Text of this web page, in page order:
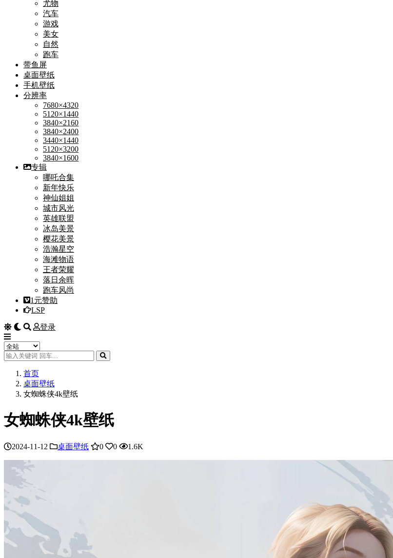
尤物
汽车
游戏
美女
自然
跑车
带鱼屏
桌面壁纸
手机壁纸
分辨率
7680×4320
5120×1440
3840×2160
3840×2400
3440×1440
5120×3200
3840×1600
专辑
哪吒合集
新年快乐
神仙姐姐
城市风光
英雄联盟
冰岛美景
樱花美景
浩瀚星空
海滩物语
王者荣耀
落日余晖
跑车风尚
1元赞助
LSP
登录
首页
桌面壁纸
女蜘蛛侠4k壁纸
女蜘蛛侠4k壁纸
2024-11-12 桌面壁纸 0 0 1.6K